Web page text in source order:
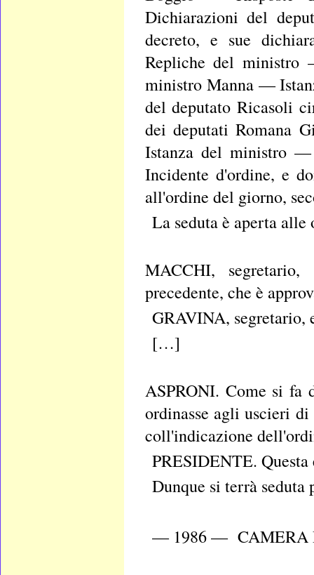
Dichiarazioni del
decreto, e sue
Repliche del
ministro Manna —
del deputato Ricasoli
dei deputati Romana
Istanza del ministro
Incidente d'ordine, e
all'ordine del giorno,
La seduta è aperta
MACCHI,
precedente, che è
GRAVINA, segretario,
[…]
ASPRONI. Come si fa
ordinasse agli uscieri
coll'indicazione
PRESIDENTE.
Dunque si terrà
— 1986 — CAMERA